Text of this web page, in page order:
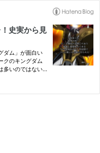
史実から見
ダム」が面白い
クのキングダム
多いのではない
しあらすじで